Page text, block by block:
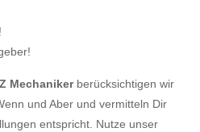
Mechanikerberücksichtigen wir
und Aber und vermitteln Dir
entspricht. Nutze unser